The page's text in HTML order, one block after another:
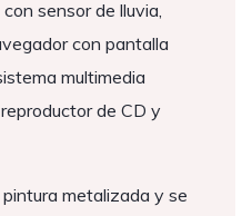
sensor de lluvia,
con pantalla
multimedia
de CD y
metalizada y se